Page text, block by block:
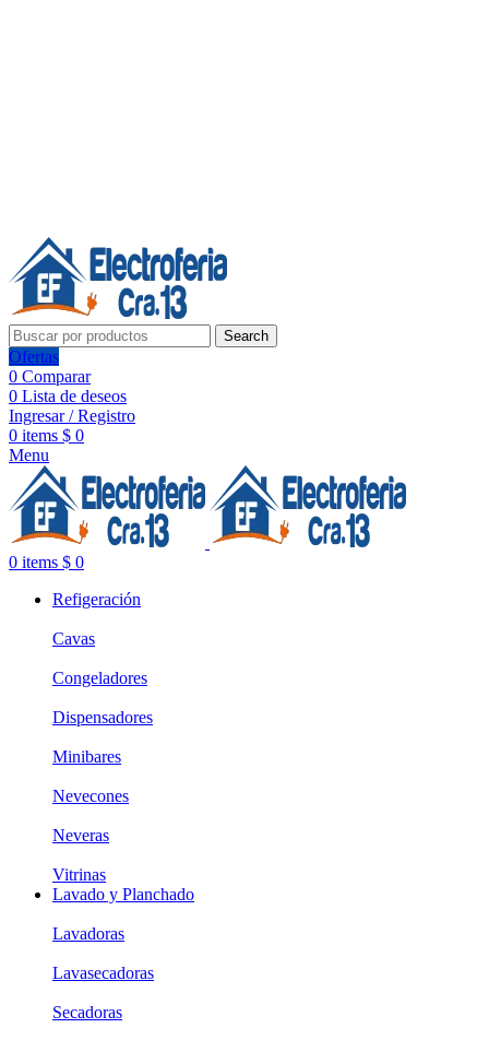
Search
Ofertas
0 Comparar
0 Lista de deseos
Ingresar / Registro
0 items $ 0
Menu
0 items $ 0
Refigeración
Cavas
Congeladores
Dispensadores
Minibares
Nevecones
Neveras
Vitrinas
Lavado y Planchado
Lavadoras
Lavasecadoras
Secadoras